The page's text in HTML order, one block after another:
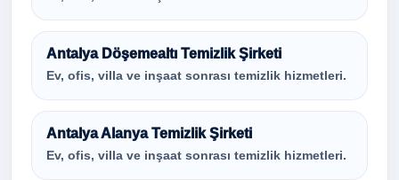
Antalya Döşemealtı Temizlik Şirketi
Ev, ofis, villa ve inşaat sonrası temizlik hizmetleri.
Antalya Alanya Temizlik Şirketi
Ev, ofis, villa ve inşaat sonrası temizlik hizmetleri.